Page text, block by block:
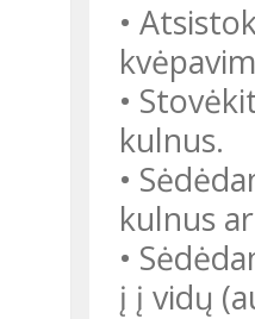
•
•
kulnus.
•
kulnus
•
į į vidų